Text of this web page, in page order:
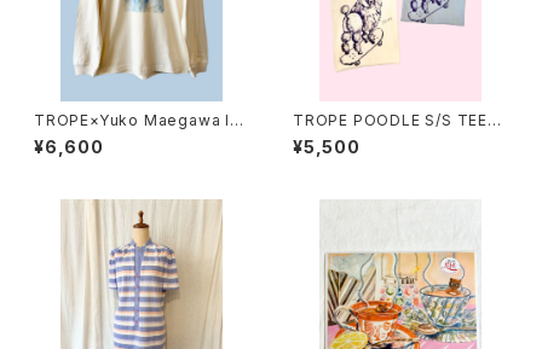
TROPE×Yuko Maegawa IRI
S TEE L/S
¥6,600
TROPE POODLE S/S TEE
(organic cotton)
¥5,500